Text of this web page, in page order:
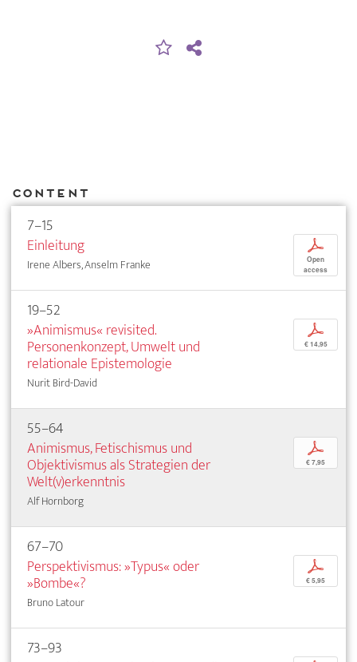
Content
7–15
Einleitung
Irene Albers, Anselm Franke
p
Open
access
19–52
»Animismus« revisited.
Personenkonzept, Umwelt und
relationale Epistemologie
Nurit Bird-David
p
€ 14,95
55–64
Animismus, Fetischismus und
Objektivismus als Strategien der
Welt(v)erkenntnis
Alf Hornborg
p
€ 7,95
67–70
Perspektivismus: »Typus« oder
»Bombe«?
Bruno Latour
p
€ 5,95
73–93